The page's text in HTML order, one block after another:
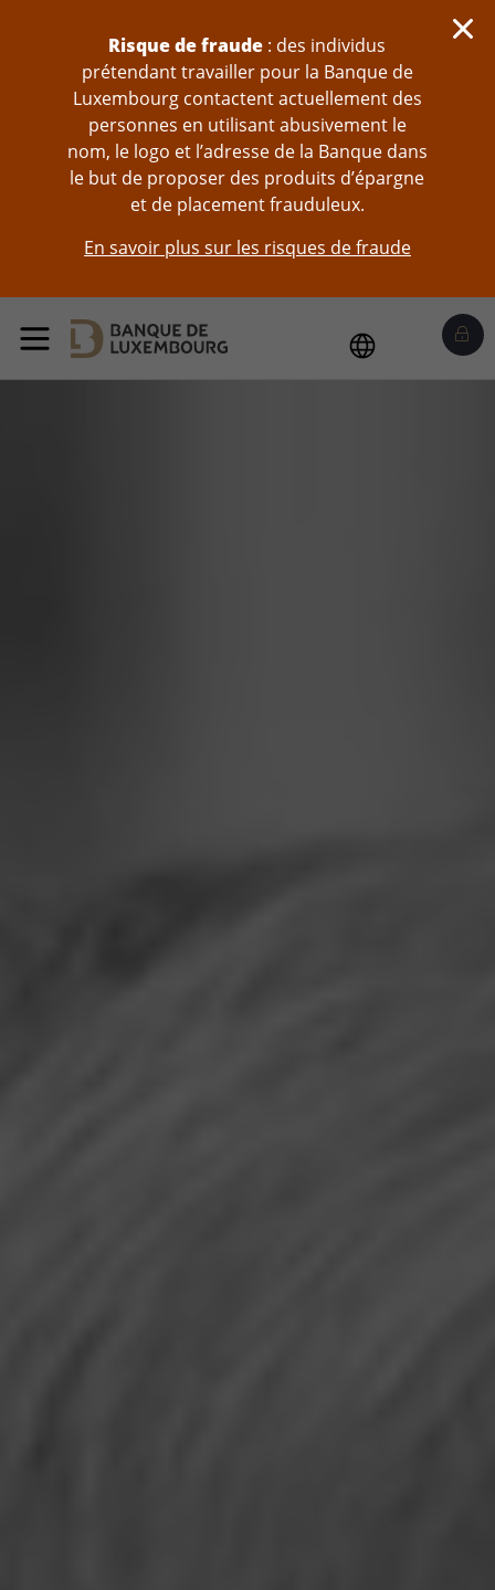
Risque de fraude : des individus
prétendant travailler pour la Banque de
Luxembourg contactent actuellement des
personnes en utilisant abusivement le
nom, le logo et l’adresse de la Banque dans
le but de proposer des produits d’épargne
et de placement frauduleux.
En savoir plus sur les risques de fraude